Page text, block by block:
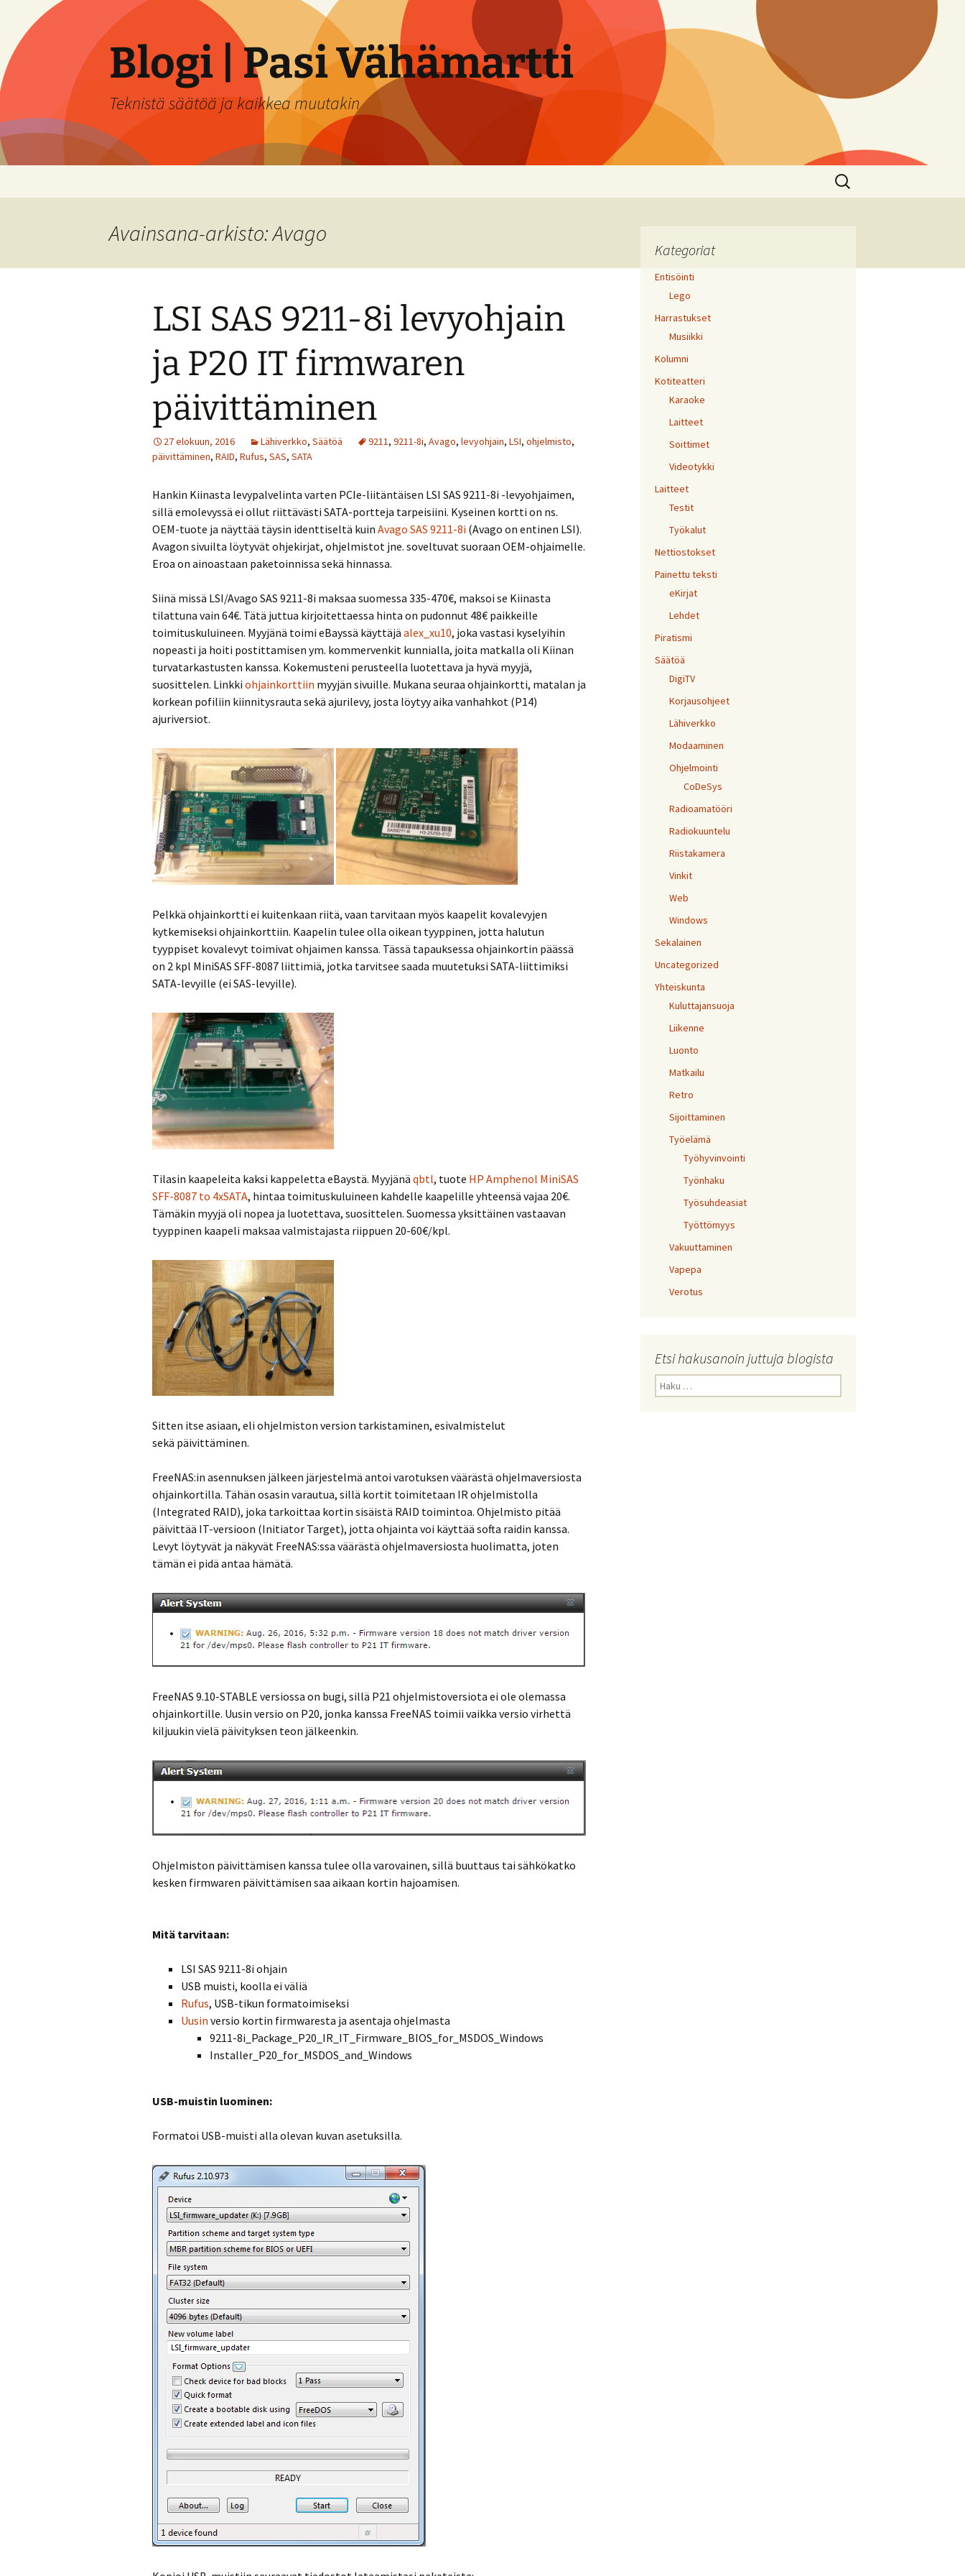
sisältöön
Blogi | Pasi Vähämartti
Teknistä säätöä ja kaikkea muutakin
Haku:
Avainsana-arkisto: Avago
LSI SAS 9211-8i levyohjain
ja P20 IT firmwaren
päivittäminen
27 elokuun, 2016 Lähiverkko, Säätöä 9211, 9211-8i, Avago, levyohjain, LSI, ohjelmisto,
päivittäminen, RAID, Rufus, SAS, SATA
Hankin Kiinasta levypalvelinta varten PCIe-liitäntäisen LSI SAS 9211-8i -levyohjaimen,
sillä emolevyssä ei ollut riittävästi SATA-portteja tarpeisiini. Kyseinen kortti on ns.
OEM-tuote ja näyttää täysin identtiseltä kuin Avago SAS 9211-8i (Avago on entinen LSI).
Avagon sivuilta löytyvät ohjekirjat, ohjelmistot jne. soveltuvat suoraan OEM-ohjaimelle.
Eroa on ainoastaan paketoinnissa sekä hinnassa.
Siinä missä LSI/Avago SAS 9211-8i maksaa suomessa 335-470€, maksoi se Kiinasta
tilattuna vain 64€. Tätä juttua kirjoitettaessa hinta on pudonnut 48€ paikkeille
toimituskuluineen. Myyjänä toimi eBayssä käyttäjä alex_xu10, joka vastasi kyselyihin
nopeasti ja hoiti postittamisen ym. kommervenkit kunnialla, joita matkalla oli Kiinan
turvatarkastusten kanssa. Kokemusteni perusteella luotettava ja hyvä myyjä,
suosittelen. Linkki ohjainkorttiin myyjän sivuille. Mukana seuraa ohjainkortti, matalan ja
korkean pofiliin kiinnitysrauta sekä ajurilevy, josta löytyy aika vanhahkot (P14)
ajuriversiot.
Pelkkä ohjainkortti ei kuitenkaan riitä, vaan tarvitaan myös kaapelit kovalevyjen
kytkemiseksi ohjainkorttiin. Kaapelin tulee olla oikean tyyppinen, jotta halutun
tyyppiset kovalevyt toimivat ohjaimen kanssa. Tässä tapauksessa ohjainkortin päässä
on 2 kpl MiniSAS SFF-8087 liittimiä, jotka tarvitsee saada muutetuksi SATA-liittimiksi
SATA-levyille (ei SAS-levyille).
Tilasin kaapeleita kaksi kappeletta eBaystä. Myyjänä qbtl, tuote HP Amphenol MiniSAS
SFF-8087 to 4xSATA, hintaa toimituskuluineen kahdelle kaapelille yhteensä vajaa 20€.
Tämäkin myyjä oli nopea ja luotettava, suosittelen. Suomessa yksittäinen vastaavan
tyyppinen kaapeli maksaa valmistajasta riippuen 20-60€/kpl.
Sitten itse asiaan, eli ohjelmiston version tarkistaminen, esivalmistelut
sekä päivittäminen.
FreeNAS:in asennuksen jälkeen järjestelmä antoi varotuksen väärästä ohjelmaversiosta
ohjainkortilla. Tähän osasin varautua, sillä kortit toimitetaan IR ohjelmistolla
(Integrated RAID), joka tarkoittaa kortin sisäistä RAID toimintoa. Ohjelmisto pitää
päivittää IT-versioon (Initiator Target), jotta ohjainta voi käyttää softa raidin kanssa.
Levyt löytyvät ja näkyvät FreeNAS:ssa väärästä ohjelmaversiosta huolimatta, joten
tämän ei pidä antaa hämätä.
FreeNAS 9.10-STABLE versiossa on bugi, sillä P21 ohjelmistoversiota ei ole olemassa
ohjainkortille. Uusin versio on P20, jonka kanssa FreeNAS toimii vaikka versio virhettä
kiljuukin vielä päivityksen teon jälkeenkin.
Ohjelmiston päivittämisen kanssa tulee olla varovainen, sillä buuttaus tai sähkökatko
kesken firmwaren päivittämisen saa aikaan kortin hajoamisen.
Mitä tarvitaan:
LSI SAS 9211-8i ohjain
USB muisti, koolla ei väliä
Rufus, USB-tikun formatoimiseksi
Uusin versio kortin firmwaresta ja asentaja ohjelmasta
9211-8i_Package_P20_IR_IT_Firmware_BIOS_for_MSDOS_Windows
Installer_P20_for_MSDOS_and_Windows
USB-muistin luominen:
Formatoi USB-muisti alla olevan kuvan asetuksilla.
Kategoriat
Entisöinti
Lego
Harrastukset
Musiikki
Kolumni
Kotiteatteri
Karaoke
Laitteet
Soittimet
Videotykki
Laitteet
Testit
Työkalut
Nettiostokset
Painettu teksti
eKirjat
Lehdet
Piratismi
Säätöä
DigiTV
Korjausohjeet
Lähiverkko
Modaaminen
Ohjelmointi
CoDeSys
Radioamatööri
Radiokuuntelu
Riistakamera
Vinkit
Web
Windows
Sekalainen
Uncategorized
Yhteiskunta
Kuluttajansuoja
Liikenne
Luonto
Matkailu
Retro
Sijoittaminen
Työelämä
Työhyvinvointi
Työnhaku
Työsuhdeasiat
Työttömyys
Vakuuttaminen
Vapepa
Verotus
Etsi hakusanoin juttuja blogista
Haku: